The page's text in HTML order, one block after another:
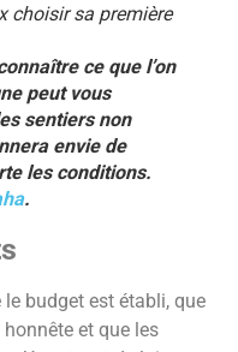
choisir sa première
ce que l’on
peut vous
sentiers non
envie de
les conditions.
.
budget est établi, que
et que les